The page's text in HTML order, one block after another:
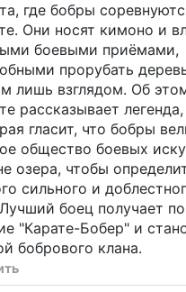
где бобры
Они носят кимоно и
боевыми приёмами,
прорубать
лишь взглядом. Об
рассказывает легенда,
гласит, что бобры
общество боевых
озера, чтобы
сильного и
боец получает
"Карате-Бобер" и
бобрового клана.